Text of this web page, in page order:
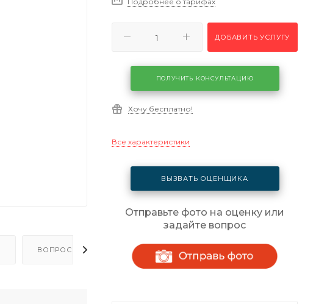
ВОПРОСЫ - ОТВЕТЫ
ДОБАВИТЬ УСЛУГУ
ПОЛУЧИТЬ КОНСУЛЬТАЦИЮ
Хочу бесплатно!
Все характеристики
ВЫЗВАТЬ ОЦЕНЩИКА
Отправьте фото на оценку или
задайте вопрос